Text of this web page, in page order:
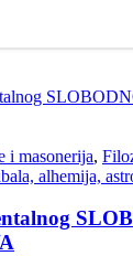
i masonerija,
alhemija,